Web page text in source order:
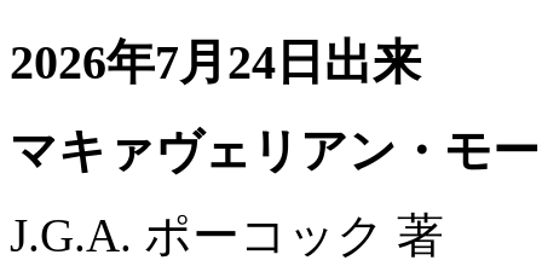
2026年7月24日出来
マキァヴェリアン・モ
J.G.A. ポーコック 著